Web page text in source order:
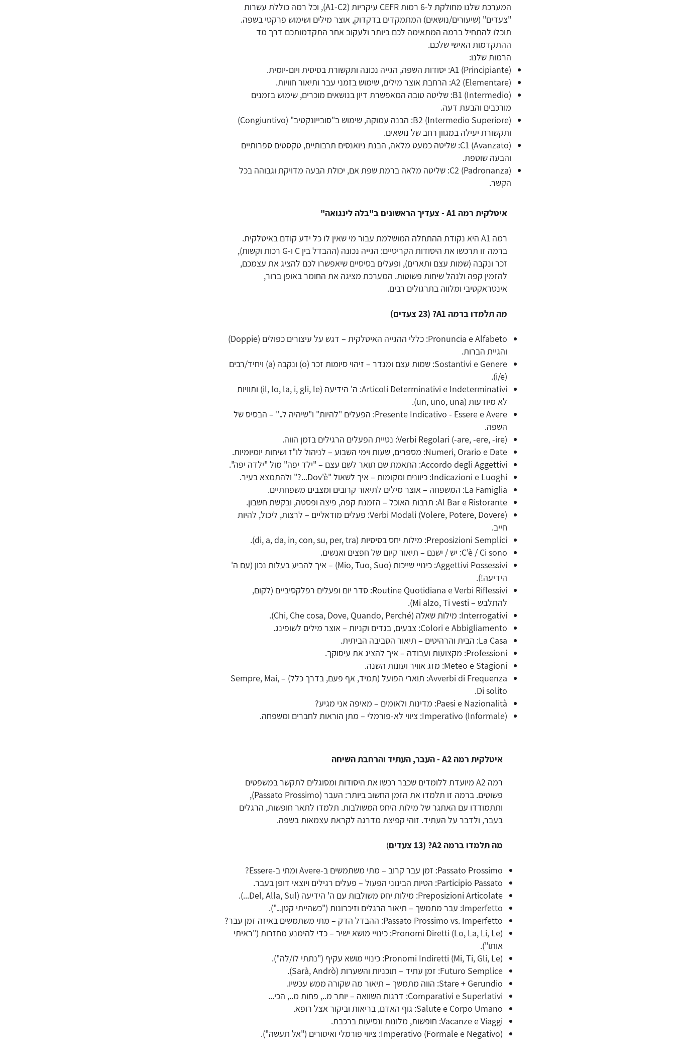
המערכת שלנו מחולקת ל-6 רמות CEFR עיקריות (A1-C2), וכל רמה כוללת עשרות
"צעדים" (שיעורים/נושאים) המתמקדים בדקדוק, אוצר מילים ושימוש פרקטי בשפה.
תוכלו להתחיל ברמה המתאימה לכם ביותר ולעקוב אחר התקדמותכם דרך מד
ההתקדמות האישי שלכם.
הרמות שלנו:
A1 (Principiante): יסודות השפה, הגייה נכונה ותקשורת בסיסית ויום-יומית.
A2 (Elementare): הרחבת אוצר מילים, שימוש בזמני עבר ותיאור חוויות.
B1 (Intermedio): שליטה טובה המאפשרת דיון בנושאים מוכרים, שימוש בזמנים
מורכבים והבעת דעה.
B2 (Intermedio Superiore): הבנה עמוקה, שימוש ב"סובייונקטיב" (Congiuntivo)
ותקשורת יעילה במגוון רחב של נושאים.
C1 (Avanzato): שליטה כמעט מלאה, הבנת ניואנסים תרבותיים, טקסטים ספרותיים
והבעה שוטפת.
C2 (Padronanza): שליטה מלאה ברמת שפת אם, יכולת הבעה מדויקת וגבוהה בכל
הקשר.
איטלקית רמה A1 - צעדיך הראשונים ב"בלה לינגואה"
רמה A1 היא נקודת ההתחלה המושלמת עבור מי שאין לו כל ידע קודם באיטלקית.
ברמה זו תרכשו את היסודות הקריטיים: הגייה נכונה (ההבדל בין C ו-G רכות וקשות),
זכר ונקבה (שמות עצם ותארים), ופעלים בסיסיים שיאפשרו לכם להציג את עצמכם,
להזמין קפה ולנהל שיחות פשוטות. המערכת מציגה את החומר באופן ברור,
אינטראקטיבי ומלווה בתרגולים רבים.
מה תלמדו ברמה A1? (23 צעדים)
Pronuncia e Alfabeto: כללי ההגייה האיטלקית – דגש על עיצורים כפולים (Doppie)
והגיית הברות.
Sostantivi e Genere: שמות עצם ומגדר – זיהוי סיומות זכר (o) ונקבה (a) ויחיד/רבים
(i/e).
Articoli Determinativi e Indeterminativi: ה' הידיעה (il, lo, la, i, gli, le) ותוויות
לא מיודעות (un, uno, una).
Presente Indicativo - Essere e Avere: הפעלים "להיות" ו"שיהיה ל.." – הבסיס של
השפה.
Verbi Regolari (-are, -ere, -ire): נטיית הפעלים הרגילים בזמן הווה.
Numeri, Orario e Date: מספרים, שעות וימי השבוע – לניהול לו"ז ושיחות יומיומיות.
Accordo degli Aggettivi: התאמת שם תואר לשם עצם – "ילד יפה" מול "ילדה יפה".
Indicazioni e Luoghi: כיוונים ומקומות – איך לשאול "Dov'è...?" ולהתמצא בעיר.
La Famiglia: המשפחה – אוצר מילים לתיאור קרובים ומצבים משפחתיים.
Al Bar e Ristorante: תרבות האוכל – הזמנת קפה, פיצה ופסטה, ובקשת חשבון.
Verbi Modali (Volere, Potere, Dovere): פעלים מודאליים – לרצות, ליכול, להיות
חייב.
Preposizioni Semplici: מילות יחס בסיסיות (di, a, da, in, con, su, per, tra).
C'è / Ci sono: יש / ישנם – תיאור קיום של חפצים ואנשים.
Aggettivi Possessivi: כינויי שייכות (Mio, Tuo, Suo) – איך להביע בעלות נכון (עם ה'
הידיעה!).
Routine Quotidiana e Verbi Riflessivi: סדר יום ופעלים רפלקסיביים (לקום,
להתלבש – Mi alzo, Ti vesti).
Interrogativi: מילות שאלה (Chi, Che cosa, Dove, Quando, Perché).
Colori e Abbigliamento: צבעים, בגדים וקניות – אוצר מילים לשופינג.
La Casa: הבית והרהיטים – תיאור הסביבה הביתית.
Professioni: מקצועות ועבודה – איך להציג את עיסוקך.
Meteo e Stagioni: מזג אוויר ועונות השנה.
Avverbi di Frequenza: תוארי הפועל (תמיד, אף פעם, בדרך כלל) – Sempre, Mai,
Di solito.
Paesi e Nazionalità: מדינות ולאומים – מאיפה אני מגיע?
Imperativo (Informale): ציווי לא-פורמלי – מתן הוראות לחברים ומשפחה.
איטלקית רמה A2 - העבר, העתיד והרחבת השיחה
רמה A2 מיועדת ללומדים שכבר רכשו את היסודות ומסוגלים לתקשר במשפטים
פשוטים. ברמה זו תלמדו את הזמן החשוב ביותר: העבר (Passato Prossimo),
ותתמודדו עם האתגר של מילות היחס המשולבות. תלמדו לתאר חופשות, הרגלים
בעבר, ולדבר על העתיד. זוהי קפיצת מדרגה לקראת עצמאות בשפה.
מה תלמדו ברמה A2? (13 צעדים )
Passato Prossimo: זמן עבר קרוב – מתי משתמשים ב-Avere ומתי ב-Essere?
Participio Passato: הטיות הבינוני הפעול – פעלים רגילים ויוצאי דופן בעבר.
Preposizioni Articolate: מילות יחס משולבות עם ה' הידיעה (Del, Alla, Sul...).
Imperfetto: עבר מתמשך – תיאור הרגלים וזיכרונות ("כשהייתי קטן...").
Passato Prossimo vs. Imperfetto: ההבדל הדק – מתי משתמשים באיזה זמן עבר?
Pronomi Diretti (Lo, La, Li, Le): כינויי מושא ישיר – כדי להימנע מחזרות ("ראיתי
אותו").
Pronomi Indiretti (Mi, Ti, Gli, Le): כינויי מושא עקיף ("נתתי לו/לה").
Futuro Semplice: זמן עתיד – תוכניות והשערות (Sarà, Andrò).
Stare + Gerundio: הווה מתמשך – תיאור מה שקורה ממש עכשיו.
Comparativi e Superlativi: דרגות השוואה – יותר מ.., פחות מ.., הכי...
Salute e Corpo Umano: גוף האדם, בריאות וביקור אצל רופא.
Vacanze e Viaggi: חופשות, מלונות ונסיעות ברכבת.
Imperativo (Formale e Negativo): ציווי פורמלי ואיסורים ("אל תעשה").